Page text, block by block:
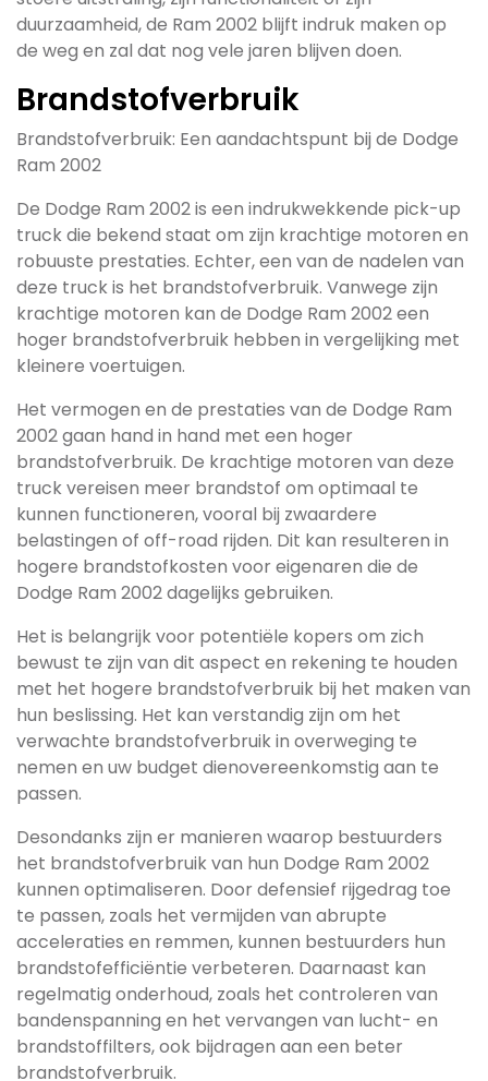
duurzaamheid, de Ram 2002 blijft indruk maken op
de weg en zal dat nog vele jaren blijven doen.
Brandstofverbruik
Brandstofverbruik: Een aandachtspunt bij de Dodge
Ram 2002
De Dodge Ram 2002 is een indrukwekkende pick-up
truck die bekend staat om zijn krachtige motoren en
robuuste prestaties. Echter, een van de nadelen van
deze truck is het brandstofverbruik. Vanwege zijn
krachtige motoren kan de Dodge Ram 2002 een
hoger brandstofverbruik hebben in vergelijking met
kleinere voertuigen.
Het vermogen en de prestaties van de Dodge Ram
2002 gaan hand in hand met een hoger
brandstofverbruik. De krachtige motoren van deze
truck vereisen meer brandstof om optimaal te
kunnen functioneren, vooral bij zwaardere
belastingen of off-road rijden. Dit kan resulteren in
hogere brandstofkosten voor eigenaren die de
Dodge Ram 2002 dagelijks gebruiken.
Het is belangrijk voor potentiële kopers om zich
bewust te zijn van dit aspect en rekening te houden
met het hogere brandstofverbruik bij het maken van
hun beslissing. Het kan verstandig zijn om het
verwachte brandstofverbruik in overweging te
nemen en uw budget dienovereenkomstig aan te
passen.
Desondanks zijn er manieren waarop bestuurders
het brandstofverbruik van hun Dodge Ram 2002
kunnen optimaliseren. Door defensief rijgedrag toe
te passen, zoals het vermijden van abrupte
acceleraties en remmen, kunnen bestuurders hun
brandstofefficiëntie verbeteren. Daarnaast kan
regelmatig onderhoud, zoals het controleren van
bandenspanning en het vervangen van lucht- en
brandstoffilters, ook bijdragen aan een beter
brandstofverbruik.